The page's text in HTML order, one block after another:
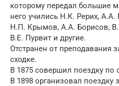
которому передал большие
него учились Н.К. Рерих,
Н.П. Крымов, А.А. Борисов,
В.Е. Пурвит и другие.
Отстранен от преподавания
сходке.
В 1875 совершил поездку
В 1898 организовал поездку